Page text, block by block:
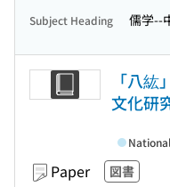
Subject Heading 儒学--
「八
文化研
Paper 図書